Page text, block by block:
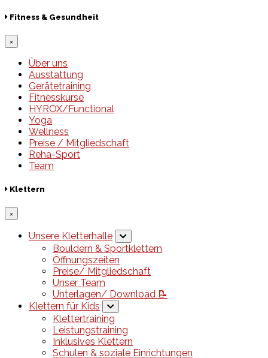
Fitness & Gesundheit
×
Über uns
Ausstattung
Gerätetraining
Fitnesskurse
HYROX/Functional
Yoga
Wellness
Preise / Mitgliedschaft
Reha-Sport
Team
Klettern
×
Unsere Kletterhalle
Bouldern & Sportklettern
Öffnungszeiten
Preise/ Mitgliedschaft
Unser Team
Unterlagen/ Download 📝
Klettern für Kids
Klettertraining
Leistungstraining
Inklusives Klettern
Schulen & soziale Einrichtungen